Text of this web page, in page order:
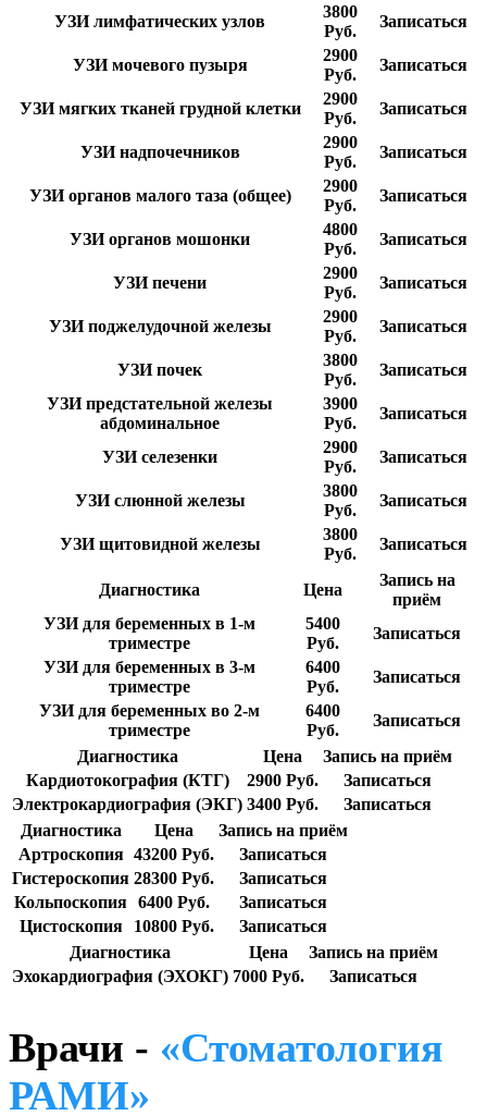
УЗИ лимфатических узлов
3800
Руб.
Записаться
УЗИ мочевого пузыря
2900
Руб.
Записаться
УЗИ мягких тканей грудной клетки
2900
Руб.
Записаться
УЗИ надпочечников
2900
Руб.
Записаться
УЗИ органов малого таза (общее)
2900
Руб.
Записаться
УЗИ органов мошонки
4800
Руб.
Записаться
УЗИ печени
2900
Руб.
Записаться
УЗИ поджелудочной железы
2900
Руб.
Записаться
УЗИ почек
3800
Руб.
Записаться
УЗИ предстательной железы
абдоминальное
3900
Руб.
Записаться
УЗИ селезенки
2900
Руб.
Записаться
УЗИ слюнной железы
3800
Руб.
Записаться
УЗИ щитовидной железы
3800
Руб.
Записаться
Диагностика Цена
Запись на
приём
УЗИ для беременных в 1-м
триместре
5400
Руб.
Записаться
УЗИ для беременных в 3-м
триместре
6400
Руб.
Записаться
УЗИ для беременных во 2-м
триместре
6400
Руб.
Записаться
Диагностика
Цена
Запись на приём
Кардиотокография (КТГ)
2900 Руб.
Записаться
Электрокардиография (ЭКГ) 3400 Руб.
Записаться
Диагностика
Цена
Запись на приём
Артроскопия 43200 Руб.
Записаться
Гистероскопия 28300 Руб.
Записаться
Кольпоскопия 6400 Руб.
Записаться
Цистоскопия
10800 Руб.
Записаться
Диагностика
Цена
Запись на приём
Эхокардиография (ЭХОКГ) 7000 Руб. Записаться
Врачи - «Стоматология
РАМИ»